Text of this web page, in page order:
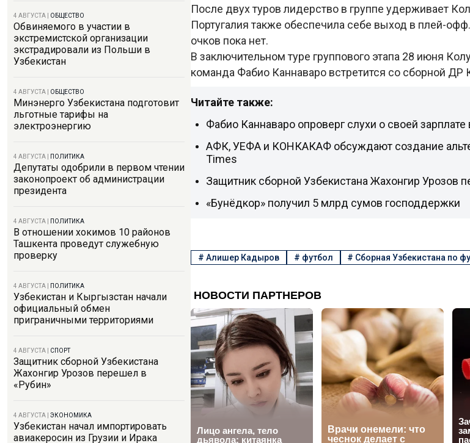
4 АВГУСТА ОБЩЕСТВО
Обвиняемого в участии в
экстремистской организации
экстрадировали из Польши в
Узбекистан
4 АВГУСТА ОБЩЕСТВО
Минэнерго Узбекистана подготовит
льготные тарифы на
электроэнергию
4 АВГУСТА ПОЛИТИКА
Депутаты одобрили в первом чтении
законопроект об администрации
президента
4 АВГУСТА ПОЛИТИКА
В отношении хокимов 10 районов
Ташкента проведут служебную
проверку
4 АВГУСТА ПОЛИТИКА
Узбекистан и Кыргызстан начали
официальный обмен
приграничными территориями
4 АВГУСТА СПОРТ
Защитник сборной Узбекистана
Жахонгир Урозов перешел в
«Рубин»
4 АВГУСТА ЭКОНОМИКА
Узбекистан начал импортировать
авиакеросин из Грузии и Ирака
После двух туров лидерство в группе удерживает
Португалия также обеспечила себе выход в плей-
очков пока нет.
В заключительном туре группового этапа 28 июня
команда Фабио Каннаваро встретится со сборной ДР
Читайте также:
Фабио Каннаваро опроверг слухи о своей
АФК, УЕФА и КОНКАКАФ обсуждают создание
Times
Защитник сборной Узбекистана Жахонгир Урозов
«Бунёдкор» получил 5 млрд сумов господдержки
# Алишер Кадыров # футбол # Сборная Узбекистана по